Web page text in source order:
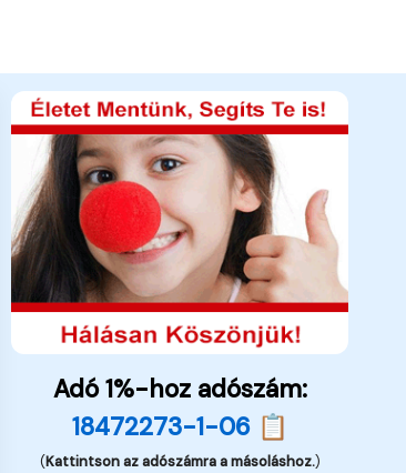
Adó 1%-hoz adószám:
18472273-1-06 📋
(Kattintson az adószámra a másoláshoz.)